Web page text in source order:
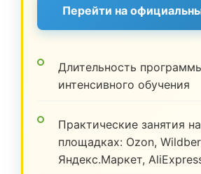
Перейти на
Длительность
интенсивного обучения
Практические занятия
площадках: Ozon,
Яндекс.Маркет,